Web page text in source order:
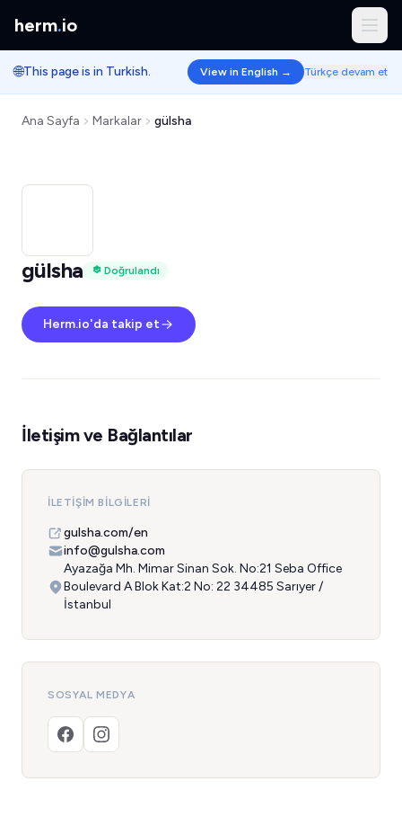
herm.io
🌐This page is in Turkish. View in English → Türkçe devam et
Ana Sayfa Markalar gülsha
gülsha Doğrulandı
Herm.io'da takip et
İletişim ve Bağlantılar
İLETIŞIM BILGILERI
gulsha.com/en
info@gulsha.com
Ayazağa Mh. Mimar Sinan Sok. No:21 Seba Office
Boulevard A Blok Kat:2 No: 22 34485 Sarıyer /
İstanbul
SOSYAL MEDYA